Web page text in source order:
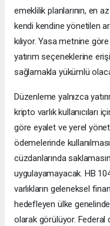
emeklilik planlarının, en
kendi kendine yönetilen
kılıyor. Yasa metnine
yatırım seçeneklerine
sağlamakla yükümlü
Düzenleme yalnızca
kripto varlık kullanıcıları
göre eyalet ve yerel
ödemelerinde
cüzdanlarında
uygulayamayacak. HB
varlıkların geleneksel
hedefleyen ülke
olarak görülüyor. Federal